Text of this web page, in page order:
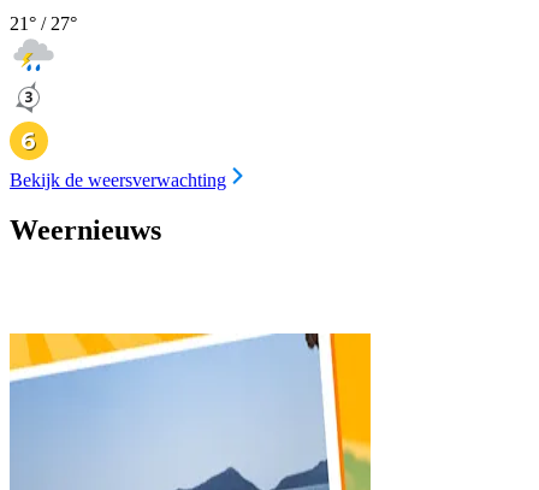
21° / 27°
Bekijk de weersverwachting
Weernieuws